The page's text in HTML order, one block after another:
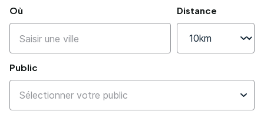
Où Distance
Public